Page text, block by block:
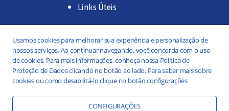
Links Úteis
Trabalhe na SANASA
Concurso Público
Estágio
Portal da Transparência
Usamos cookies para melhorar sua experiência e personalização de
nossos serviços. Ao continuar navegando, você concorda com o uso
de cookies. Para mais informações, conheça nossa Política de
Proteção de Dados clicando no botão ao lado. Para saber mais sobre
cookies ou como desabilitá-lo clique no botão configurações
CONFIGURAÇÕES